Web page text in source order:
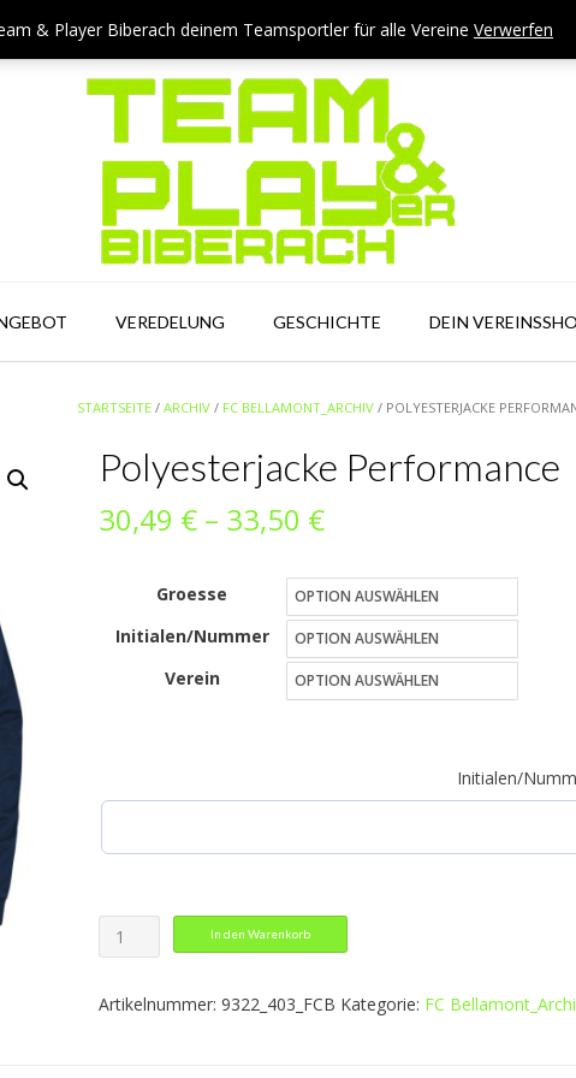
& Player Biberach deinem Teamsportler für alle Vereine Verwerfen
VEREDELUNG GESCHICHTE DEIN
STARTSEITE /ARCHIV / FC BELLAMONT_ARCHIV / POLYESTERJACKE
Polyesterjacke Performance
30,49 € – 33,50 €Preisspanne:
bis
33,50 €
Groesse
Initialen/Nummer
Verein
Initialen/
Polyesterjacke
Performance
Menge
In den Warenkorb
Artikelnummer: 9322_403_FCB Kategorie: FC